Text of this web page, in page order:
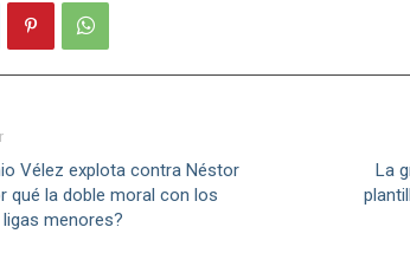
Vélez explota contra Néstor
qué la doble moral con los
menores?
La